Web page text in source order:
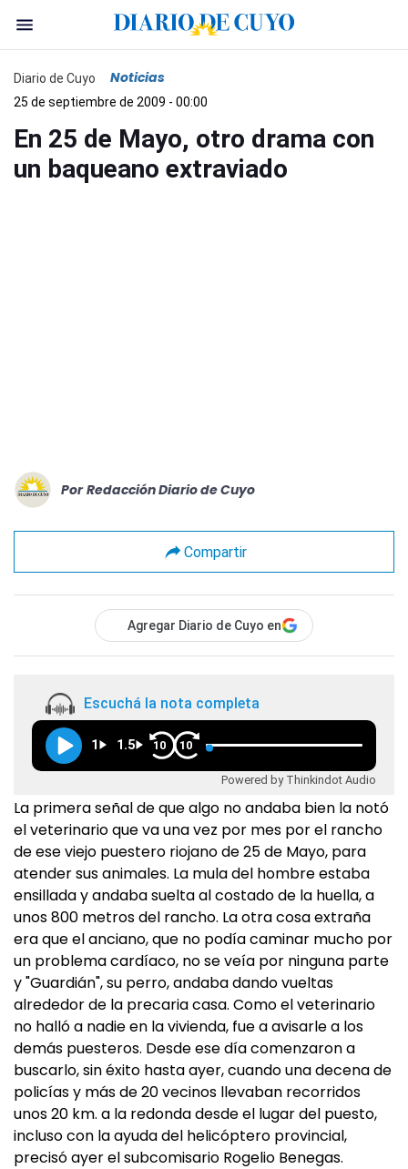
Diario de Cuyo Noticias
25 de septiembre de 2009 - 00:00
En 25 de Mayo, otro drama con
un baqueano extraviado
Por Redacción Diario de Cuyo
Compartir
Agregar Diario de Cuyo en
Escuchá la nota completa
1 1.5 10 10
Powered by Thinkindot Audio
La primera señal de que algo no andaba bien la notó
el veterinario que va una vez por mes por el rancho
de ese viejo puestero riojano de 25 de Mayo, para
atender sus animales. La mula del hombre estaba
ensillada y andaba suelta al costado de la huella, a
unos 800 metros del rancho. La otra cosa extraña
era que el anciano, que no podía caminar mucho por
un problema cardíaco, no se veía por ninguna parte
y "Guardián", su perro, andaba dando vueltas
alrededor de la precaria casa. Como el veterinario
no halló a nadie en la vivienda, fue a avisarle a los
demás puesteros. Desde ese día comenzaron a
buscarlo, sin éxito hasta ayer, cuando una decena de
policías y más de 20 vecinos llevaban recorridos
unos 20 km. a la redonda desde el lugar del puesto,
incluso con la ayuda del helicóptero provincial,
precisó ayer el subcomisario Rogelio Benegas.